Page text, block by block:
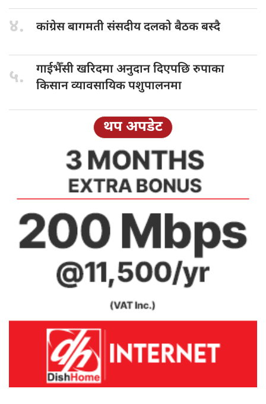
४. कांग्रेस बागमतीसंसदीय दलको बैठक बस्दै
५. गाईभैँसी खरिदमाअनुदान दिएपछि रुपाका
किसान व्यावसायिक पशुपालनमा
थप अपडेट